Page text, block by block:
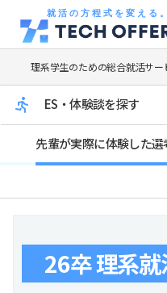
就活の方程式を変える。
理系学生のための総合就活サー
ES・体験談を探す
先輩が実際に体験した
26卒 理系